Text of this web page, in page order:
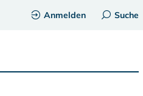
Anmelden Suche